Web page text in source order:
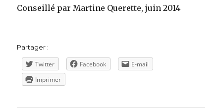
Conseillé par Martine Querette, juin 2014
Partager :
Twitter Facebook
E-mail
Imprimer